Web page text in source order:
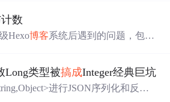
行趋势和兼容性问题，以及如何在
。
数
Hexo博客系统后遇到的问题，包括
，并考虑使用LeanCloud计数功能。
Long类型被搞成Integer经典巨坑
进行JSON序列化和反序